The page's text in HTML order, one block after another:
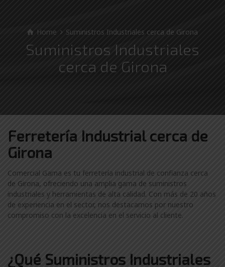
Home Suministros Industriales cerca de Girona
Suministros Industriales
cerca de Girona
Ferretería Industrial cerca de
Girona
Comercial Gama es tu ferretería industrial de confianza cerca
de Girona, ofreciendo una amplia gama de suministros
industriales y herramientas de alta calidad. Con más de 20 años
de experiencia en el sector, nos destacamos por nuestro
compromiso con la excelencia en el servicio al cliente.
¿Qué Suministros Industriales